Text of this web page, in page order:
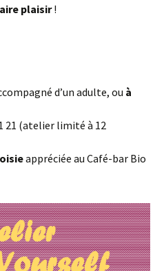
plaisir!
d’un adulte, ou à
21 (atelier limité à 12
appréciée au Café-bar Bio